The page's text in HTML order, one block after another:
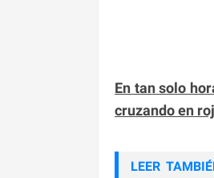
En tan solo
cruzando en
LEER